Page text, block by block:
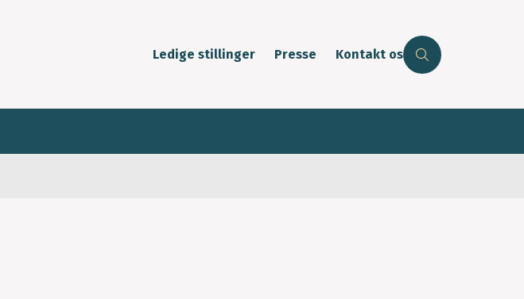
Ledige stillinger Presse Kontakt os